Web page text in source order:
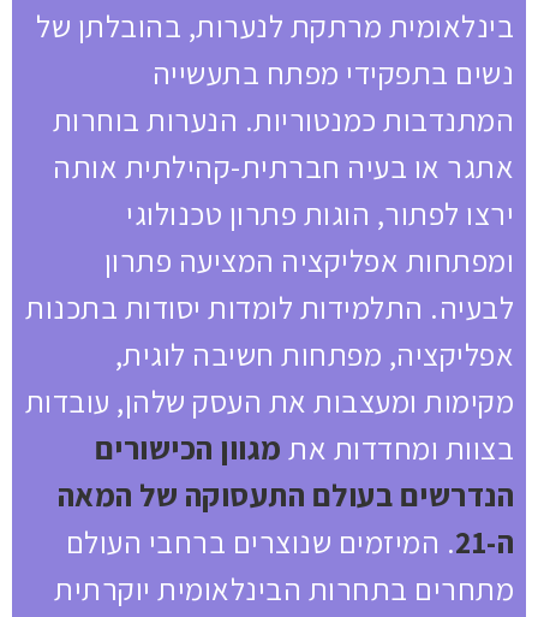
בינלאומית מרתקת לנערות, בהובלתן של
נשים בתפקידי מפתח בתעשייה
המתנדבות כמנטוריות. הנערות בוחרות
אתגר או בעיה חברתית-קהילתית אותה
ירצו לפתור, הוגות פתרון טכנולוגי
ומפתחות אפליקציה המציעה פתרון
לבעיה. התלמידות לומדות יסודות בתכנות
אפליקציה, מפתחות חשיבה לוגית,
מקימות ומעצבות את העסק שלהן, עובדות
בצוות ומחדדות את מגוון הכישורים
הנדרשים בעולם התעסוקה של המאה
ה-21
. המיזמים שנוצרים ברחבי העולם
מתחרים בתחרות הבינלאומית יוקרתית